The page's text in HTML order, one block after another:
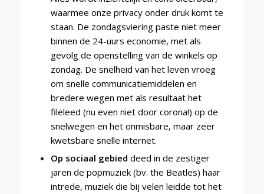
waarmee onze privacy onder druk komt te
staan. De zondagsviering paste niet meer
binnen de 24-uurs economie, met als
gevolg de openstelling van de winkels op
zondag. De snelheid van het leven vroeg
om snelle communicatiemiddelen en
bredere wegen met als resultaat het
fileleed (nu even niet door corona!) op de
snelwegen en het onmisbare, maar zeer
kwetsbare snelle internet.
Op sociaal gebied deed in de zestiger
jaren de popmuziek (bv. the Beatles) haar
intrede, muziek die bij velen leidde tot het